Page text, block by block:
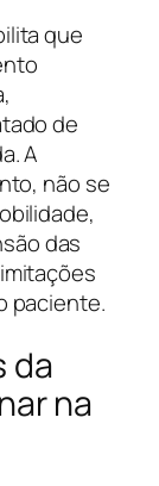
que
de
A
não se
das
paciente.
da
na